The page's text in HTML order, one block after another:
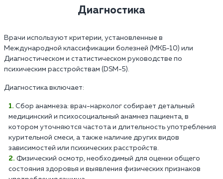
Диагностика
Врачи используют критерии, установленные в
Международной классификации болезней (МКБ-10) или
Диагностическом и статистическом руководстве по
психическим расстройствам (DSM-5).
Диагностика включает:
Сбор анамнеза: врач-нарколог собирает детальный
медицинский и психосоциальный анамнез пациента, в
котором уточняются частота и длительность употребления
курительной смеси, а также наличие других видов
зависимостей или психических расстройств.
Физический осмотр, необходимый для оценки общего
состояния здоровья и выявления физических признаков